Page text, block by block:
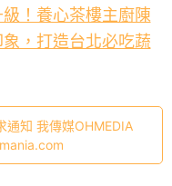
！養心茶樓主廚陳
，打造台北必吃蔬
通知 我傳媒OHMEDIA